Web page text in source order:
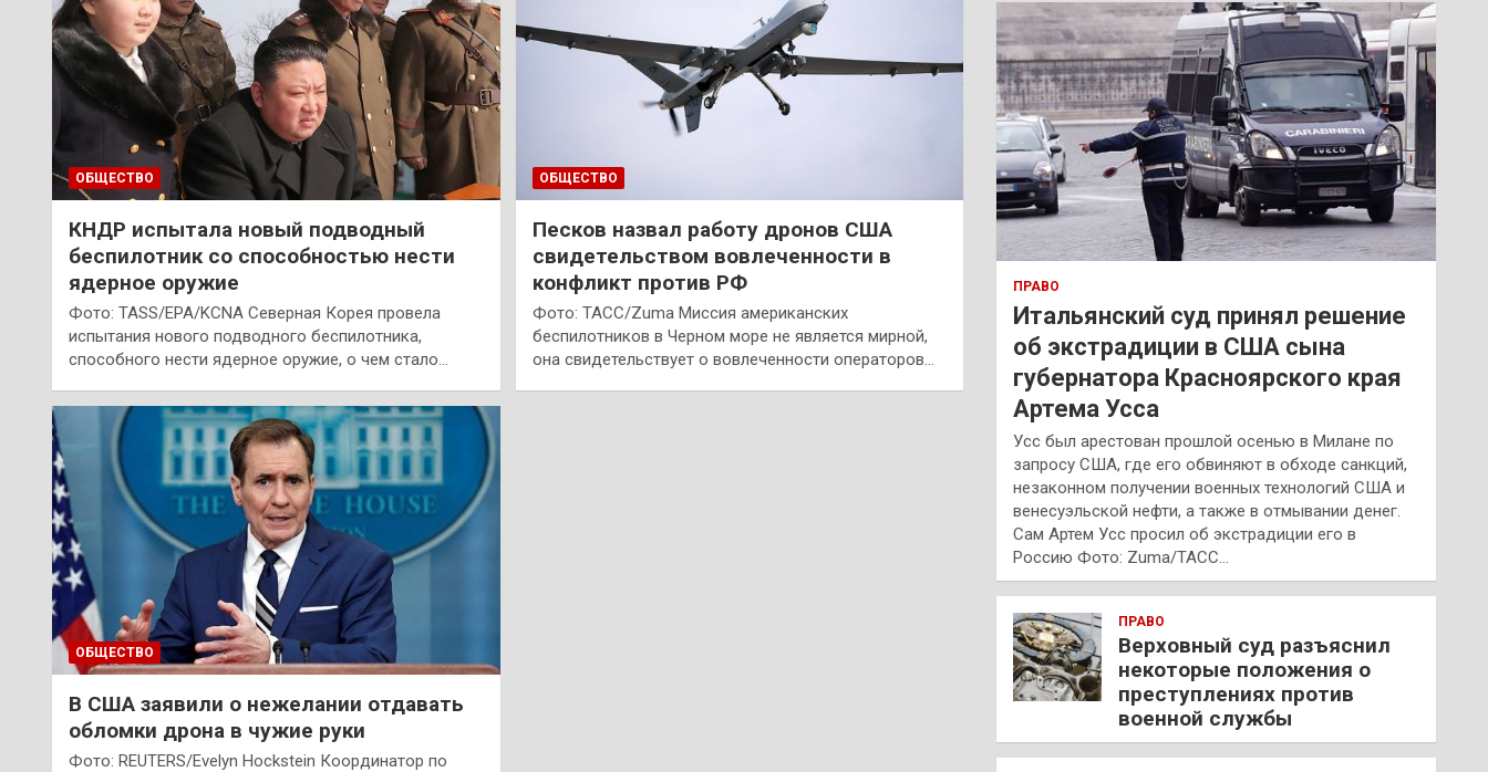
ОБЩЕСТВО
КНДР испытала новый подводный
беспилотник со способностью нести
ядерное оружие
Фото: TASS/EPA/KCNA Северная Корея провела
испытания нового подводного беспилотника,
способного нести ядерное оружие, о чем стало…
ОБЩЕСТВО
Песков назвал работу дронов США
свидетельством вовлеченности в
конфликт против РФ
Фото: ТАСС/Zuma Миссия американских
беспилотников в Черном море не является мирной,
она свидетельствует о вовлеченности операторов…
ОБЩЕСТВО
В США заявили о нежелании отдавать
обломки дрона в чужие руки
Фото: REUTERS/Evelyn Hockstein Координатор по
к
ПРАВО
Итальянский суд принял решение
об экстрадиции в США сына
губернатора Красноярского края
Артема Усса
Усс был арестован прошлой осенью в Милане по
запросу США, где его обвиняют в обходе санкций,
незаконном получении военных технологий США и
венесуэльской нефти, а также в отмывании денег.
Сам Артем Усс просил об экстрадиции его в
Россию Фото: Zuma/ТАСС…
ПРАВО
Верховный суд разъяснил
некоторые положения о
преступлениях против
военной службы